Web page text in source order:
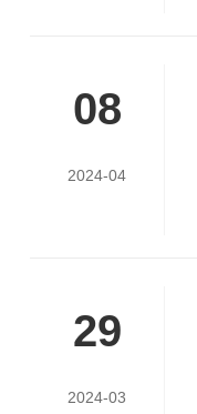
08
2024-04
29
2024-03